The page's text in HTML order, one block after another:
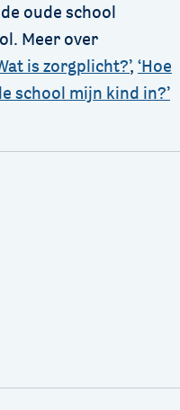
oude school
Meer over
is zorgplicht?’, ‘Hoe
school mijn kind in?’